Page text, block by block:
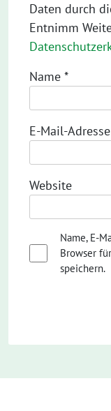
Daten durch
Entnimm
Name *
E-Mail-Adresse
Website
Name, E-
Browser
speichern.